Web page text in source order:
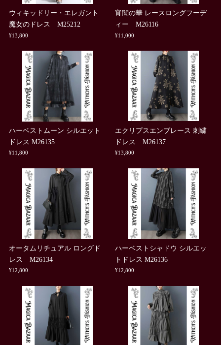
ウィキッドリー・エレガント
魔女のドレス M25212
¥13,800
宵闇の華 レースロングフーデ
ィー M26116
¥11,000
ハーベストムーン シルエット
ドレス M26135
¥11,800
エクリプスエンブレース 刺繍
ドレス M26137
¥13,800
オータムリチュアル ロングド
レス M26134
¥12,800
ハーベストシャドウ シルエッ
トドレス M26136
¥12,800